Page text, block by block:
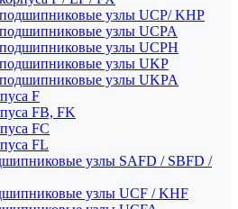
узлы UCP/ KHP
узлы UCPA
узлы UCPH
узлы UKP
узлы UKPA
F
FB, FK
FC
FL
узлы SAFD / SBFD /
узлы UCF / KHF